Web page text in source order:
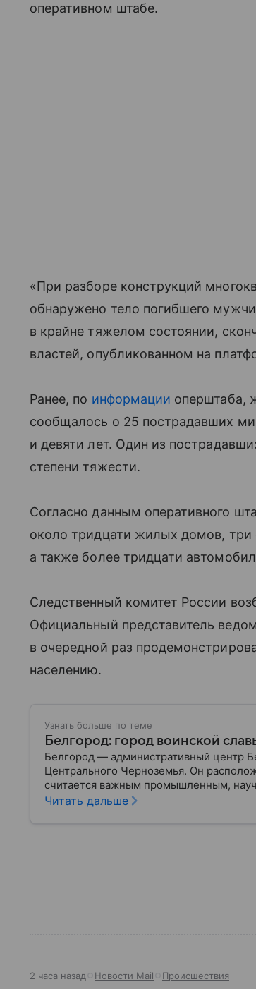
оперативном штабе.
«При разборе конструкций
обнаружено тело погибшего
в крайне тяжелом состоянии,
властей, опубликованном на
Ранее, по информации оперштаба,
сообщалось о 25 пострадавших
и девяти лет. Один из
степени тяжести.
Согласно данным оперативного
около тридцати жилых домов,
а также более тридцати
Следственный комитет России
Официальный представитель
в очередной раз
населению.
Узнать больше по теме
Белгород: город воинской
Белгород — административный центр
Центрального Черноземья. Он
считается важным промышленным,
За свою историю город неоднократно
Читать дальше
2 часа назад Новости Mail Происшествия